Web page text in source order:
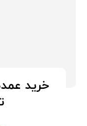
خرید